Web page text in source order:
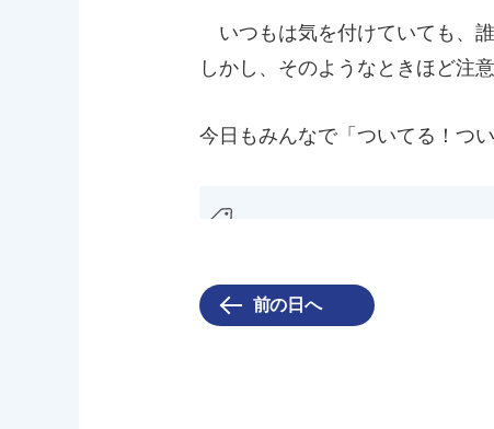
いつもは気を付けていても、
しかし、そのようなときほど注
今日もみんなで「ついてる！つ
前の日へ